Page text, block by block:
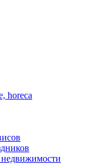
horeca
недвижимости